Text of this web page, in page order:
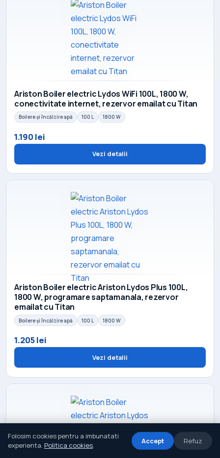
Ariston Boiler electric Lydos WiFi 100L, 1800 W,
conectivitate internet, rezervor emailat cu Titan
Boilere și încălzire apă 100 L 1800 W
1.190 lei
Vezi detalii
Ariston Boiler electric Ariston Lydos Plus 100L,
1800 W, programare saptamanala, rezervor
emailat cu Titan
Boilere și încălzire apă 100 L 1800 W
1.205 lei
Vezi detalii
Folosim cookies pentru a imbunatati
experienta. Politica cookies. Accept Refuz